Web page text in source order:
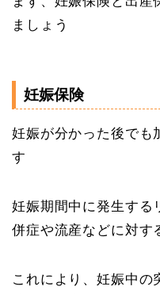
ましょう
妊娠保険
妊娠が分かった後でも
す
妊娠期間中に発生する
併症や流産などに対す
これにより、妊娠中の